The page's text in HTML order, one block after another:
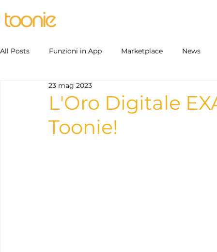
All Posts Funzioni in App Marketplace News
L'Oro Digitale
Toonie!
23 mag 2023